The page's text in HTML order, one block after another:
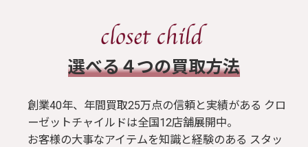
​選べる４つの買取方法
創業40年、年間買取25万点の信頼と実績がある クロ
ーゼットチャイルドは全国12店舗展開中。
お客様の大事なアイテムを知識と経験のある スタッ